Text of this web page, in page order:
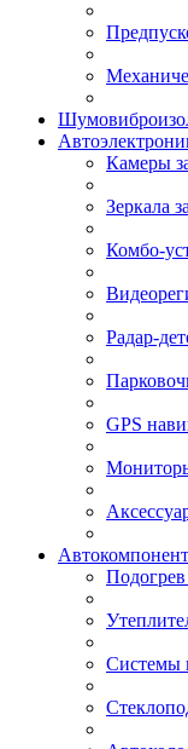
Камеры
Зеркала
Комбо-
Радар-
GPS
Системы